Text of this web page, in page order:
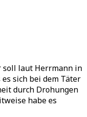
soll laut Herrmann in
sich bei dem Täter
durch Drohungen
habe es